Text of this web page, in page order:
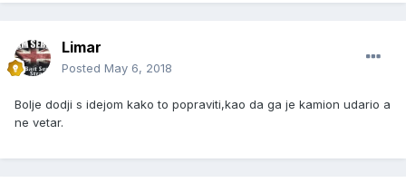
Limar
Posted May 6, 2018
Bolje dodji s idejom kako to popraviti,kao da ga je kamion udario a
ne vetar.